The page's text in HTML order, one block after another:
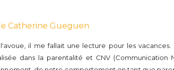
Catherine Gueguen
il me fallait une lecture pour les
dans la parentalité et CNV